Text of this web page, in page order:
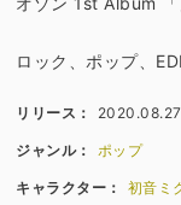
ロック、ポップ、
リリース： 2020.08.27
ジャンル： ポップ
キャラクター： 初音ミ